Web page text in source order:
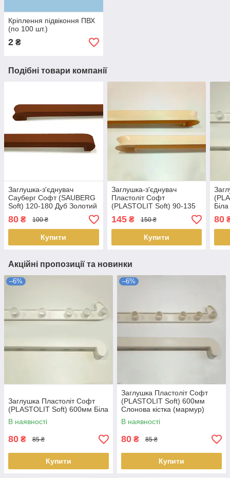
Кріплення підвіконня ПВХ
(по 100 шт.)
2 ₴
Подібні товари компанії
Заглушка-з'єднувач
Сауберг Софт (SAUBERG
Soft) 120-180 Дуб Золотий
80 ₴ 100 ₴
Купити
Заглушка-з'єднувач
Пластоліт Софт
(PLASTOLIT Soft) 90-135
145₴ 150 ₴
Купити
Біла
80
Акційні пропозиції та новинки
–6%
Заглушка Пластоліт Софт
(PLASTOLIT Soft) 600мм Біла
В наявності
80 ₴ 85 ₴
Купити
–6%
Заглушка Пластоліт Софт
(PLASTOLIT Soft) 600мм
Слонова кістка (мармур)
В наявності
80 ₴ 85 ₴
Купити